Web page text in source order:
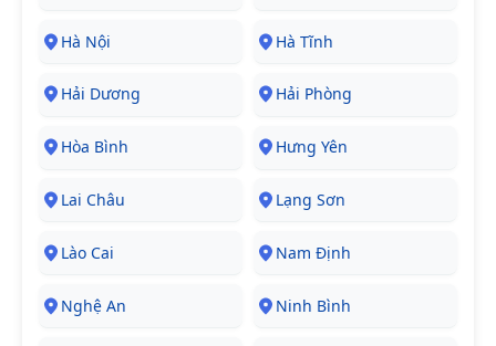
Hà Nội Hà Tĩnh
Hải Dương Hải Phòng
Hòa Bình Hưng Yên
Lai Châu Lạng Sơn
Lào Cai Nam Định
Nghệ An Ninh Bình